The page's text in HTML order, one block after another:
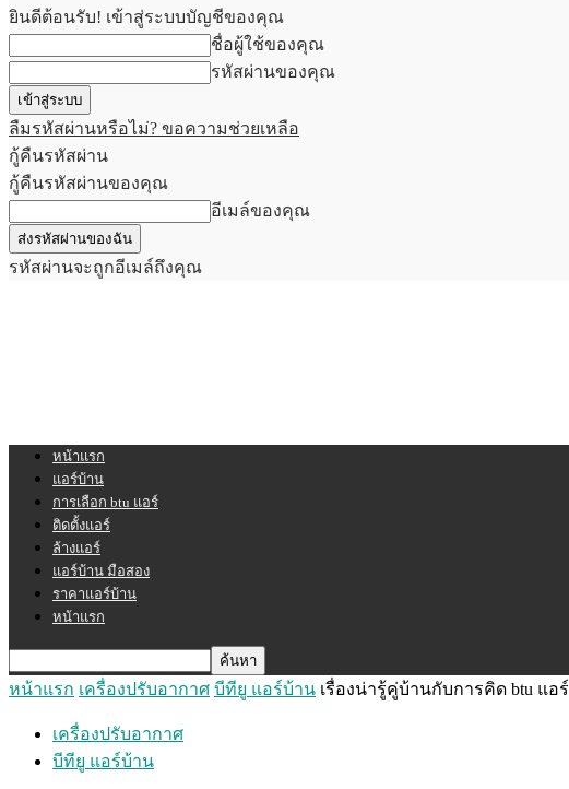
ยินดีต้อนรับ! เข้าสู่ระบบบัญชีของคุณ
ชื่อผู้ใช้ของคุณ
รหัสผ่านของคุณ
ลืมรหัสผ่านหรือไม่? ขอความช่วยเหลือ
กู้คืนรหัสผ่าน
กู้คืนรหัสผ่านของคุณ
อีเมล์ของคุณ
รหัสผ่านจะถูกอีเมล์ถึงคุณ
หน้าแรก
แอร์บ้าน
การเลือก btu แอร์
ติดตั้งแอร์
ล้างแอร์
แอร์บ้าน มือสอง
ราคาแอร์บ้าน
หน้าแรก
หน้าแรก เครื่องปรับอากาศ บีทียู แอร์บ้าน เรื่องน่ารู้คู่บ้านกับการคิด btu แอร์
เครื่องปรับอากาศ
บีทียู แอร์บ้าน